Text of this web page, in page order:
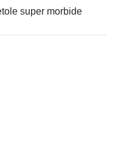
super morbide